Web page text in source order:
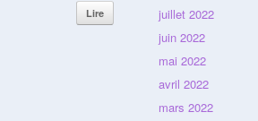
Lire
juillet 2022
juin 2022
mai 2022
avril 2022
mars 2022